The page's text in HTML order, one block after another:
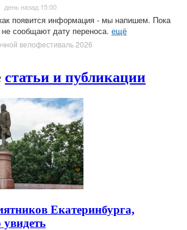
день назад 15:00
появится информация - мы напишем. Пока
не сообщают дату переноса. ещё
велофестиваль 2026
статьи и публикации
Екатеринбурга,